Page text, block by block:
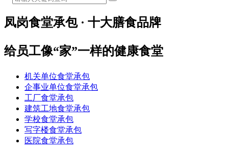
凤岗食堂承包 · 十大膳食品牌
给员工像“家”一样的健康食堂
机关单位食堂承包
企事业单位食堂承包
工厂食堂承包
建筑工地食堂承包
学校食堂承包
写字楼食堂承包
医院食堂承包